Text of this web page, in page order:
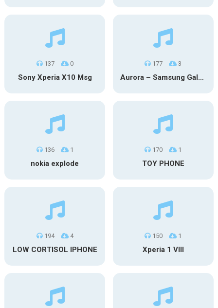
137 0
Sony Xperia X10 Msg
177 3
Aurora – Samsung Galaxy S26
136 1
nokia explode
170 1
TOY PHONE
194 4
LOW CORTISOL IPHONE
150 1
Xperia 1 VIII